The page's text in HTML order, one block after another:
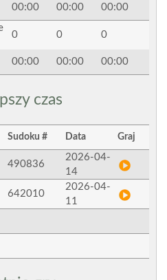
00:00 00:00 00:00
0 0 0
00:00 00:00 00:00
czas
Sudoku # Data Graj
490836
2026-04-
14
642010
2026-04-
11